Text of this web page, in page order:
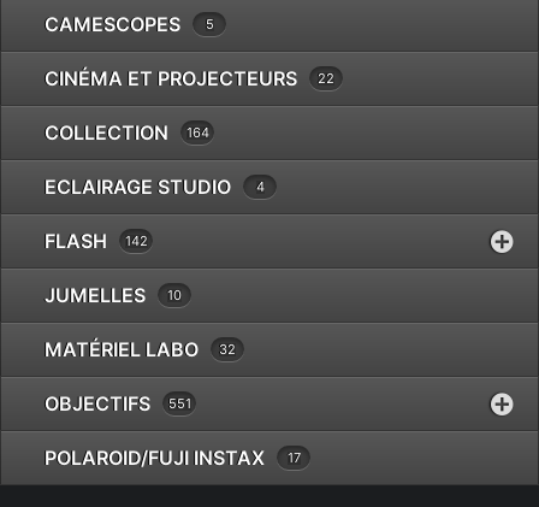
CAMESCOPES 5
CINÉMA ET PROJECTEURS 22
COLLECTION 164
ECLAIRAGE STUDIO 4
FLASH 142
JUMELLES 10
MATÉRIEL LABO 32
OBJECTIFS 551
POLAROID/FUJI INSTAX 17
CHINON CX +CHINON
55 1.7
€99.00
+ IFOCO 28 2.8
+ CHINON 85-210 4.5
+ AGFATRONIC 320 CA
+VALISETTE
Réf.
1041674
Catégories
Appareils photos
Argentique